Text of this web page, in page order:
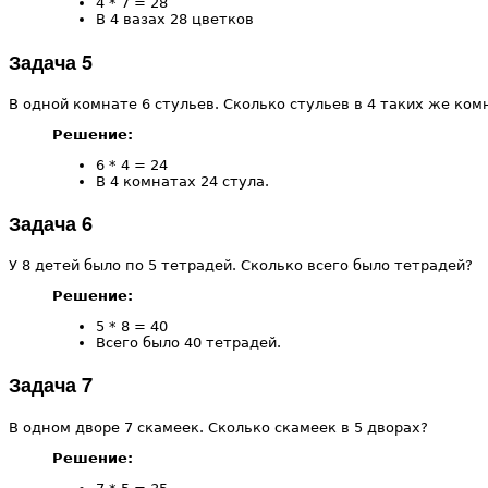
В 4 вазах 28 цветков
Задача 5
В одной комнате 6 стульев. Сколько стульев в 4 таких же
Решение:
6 * 4 = 24
В 4 комнатах 24 стула.
Задача 6
У 8 детей было по 5 тетрадей. Сколько всего было тетрадей?
Решение:
5 * 8 = 40
Всего было 40 тетрадей.
Задача 7
В одном дворе 7 скамеек. Сколько скамеек в 5 дворах?
Решение: